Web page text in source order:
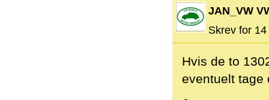
JAN_VW
Skrev for
Hvis de to
eventuelt tage